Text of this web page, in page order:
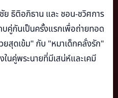
ย ธิติอภิธาน และ ชอน-ชวิศการ
บคู่กันเป็นครั้งแรกเพื่อถ่ายทอด
สุดเข้ม" กับ "หมาเด็กคลั่งรัก"
นคู่พระนายที่มีเสน่ห์และเคมี